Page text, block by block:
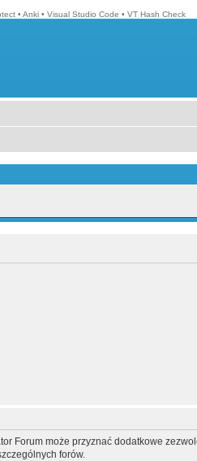
• Anki • Visual Studio Code • VT Hash Check
Forum może przyznać dodatkowe
forów.